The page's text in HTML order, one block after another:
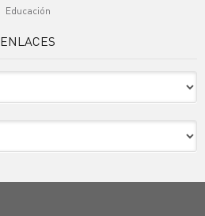
Educación
ENLACES